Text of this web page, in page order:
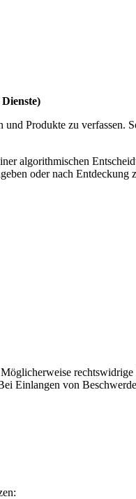
Produkte zu verfassen.
algorithmischen
oder nach Entdeckung
Einlangen von